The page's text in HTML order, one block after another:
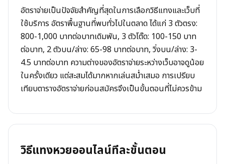
อัตราจ่ายเป็นปัจจัยสำคัญที่สุดในการเลือกวิธีแทงและเว็บที่
ใช้บริการ อัตราพื้นฐานที่พบทั่วไปในตลาด ได้แก่ 3 ตัวตรง:
800-1,000 บาทต่อบาทเดิมพัน, 3 ตัวโต๊ด: 100-150 บาท
ต่อบาท, 2 ตัวบน/ล่าง: 65-98 บาทต่อบาท, วิ่งบน/ล่าง: 3-
4.5 บาทต่อบาท ความต่างของอัตราจ่ายระหว่างเว็บอาจดูน้อย
ในครั้งเดียว แต่สะสมได้มากหากเล่นสม่ำเสมอ การเปรียบ
เทียบตารางอัตราจ่ายก่อนสมัครจึงเป็นขั้นตอนที่ไม่ควรข้าม
วิธีแทงหวยออนไลน์ทีละขั้นตอน